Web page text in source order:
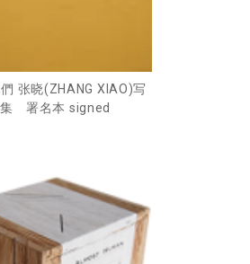
张晓(ZHANG XIAO)写
署名本 signed